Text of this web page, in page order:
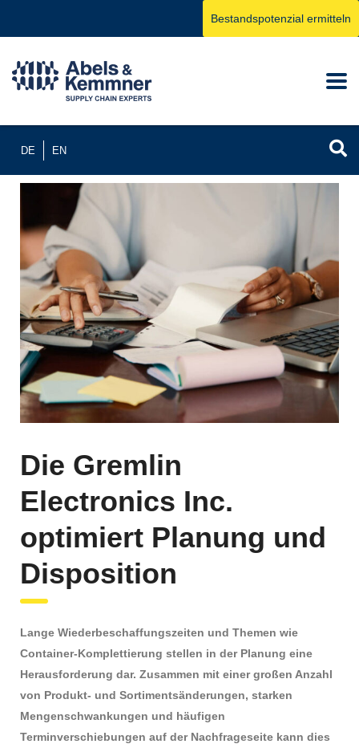
DE EN
Bestandspotenzial ermitteln
Die Gremlin
Electronics Inc.
optimiert Planung und
Disposition
Lange Wiederbeschaffungszeiten und Themen wie
Container-Komplettierung stellen in der Planung eine
Herausforderung dar. Zusammen mit einer großen Anzahl
von Produkt- und Sortimentsänderungen, starken
Mengenschwankungen und häufigen
Terminverschiebungen auf der Nachfrageseite kann dies